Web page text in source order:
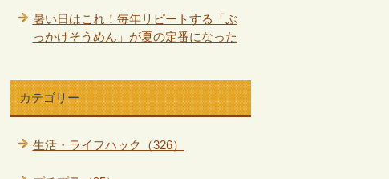
暑い日はこれ！毎年リピートする「ぶ
っかけそうめん」が夏の定番になった
カテゴリー
生活・ライフハック（326）